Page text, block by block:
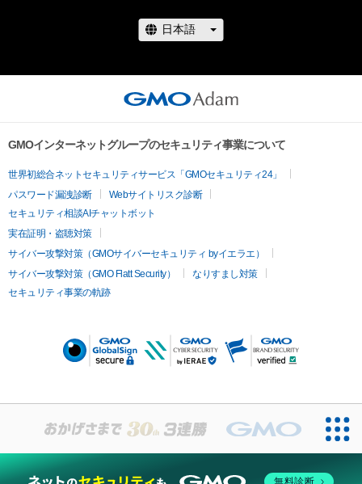
GMOインターネットグループのセキュリティ事業について
世界初総合ネットセキュリティサービス「GMOセキュリティ24」
パスワード漏洩診断
Webサイトリスク診断
セキュリティ相談AIチャットボット
実在証明・盗聴対策
サイバー攻撃対策（GMOサイバーセキュリティ byイエラエ）
サイバー攻撃対策（GMO Flatt Security）
なりすまし対策
セキュリティ事業の軌跡
無料診断